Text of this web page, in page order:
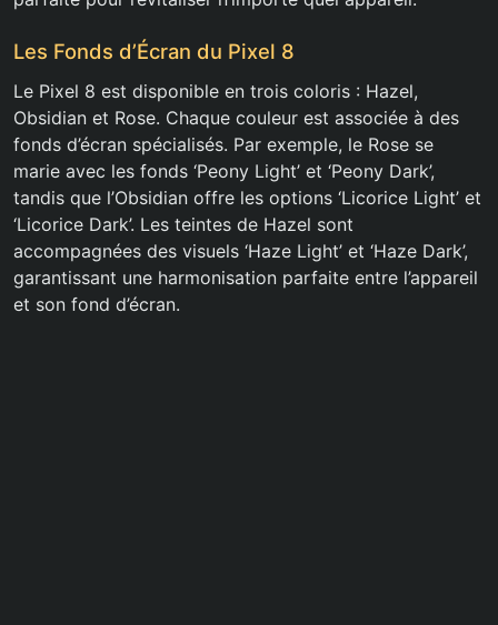
Les Fonds d’Écran du Pixel 8
Le Pixel 8 est disponible en trois coloris : Hazel,
Obsidian et Rose. Chaque couleur est associée à des
fonds d’écran spécialisés. Par exemple, le Rose se
marie avec les fonds ‘Peony Light’ et ‘Peony Dark’,
tandis que l’Obsidian offre les options ‘Licorice Light’ et
‘Licorice Dark’. Les teintes de Hazel sont
accompagnées des visuels ‘Haze Light’ et ‘Haze Dark’,
garantissant une harmonisation parfaite entre l’appareil
et son fond d’écran.